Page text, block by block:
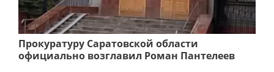
Прокуратуру Саратовской области
официально возглавил Роман Пантелеев